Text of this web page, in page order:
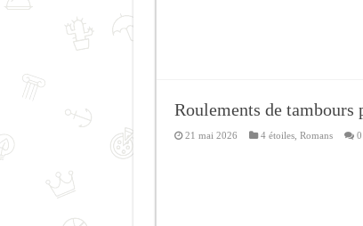
Roulements de tambours
21 mai 2026 4 étoiles, Romans 0